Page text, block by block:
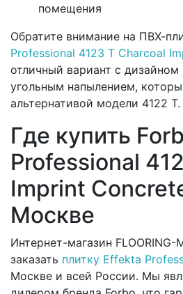
помещения
Обратите внимание на ПВХ-
Professional 4123 T Charcoal
отличный вариант с дизайном
угольным напылением,
альтернативой модели 4122 T.
Где купить
Professional
Imprint
Москве
Интернет-магазин FLOORING-
заказать плитку Effekta
Москве и всей России. Мы